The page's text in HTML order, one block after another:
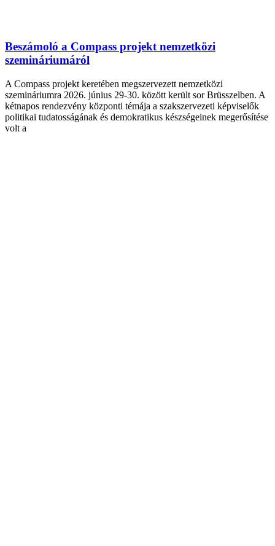
Beszámoló a Compass projekt nemzetközi
szemináriumáról
A Compass projekt keretében megszervezett nemzetközi
szemináriumra 2026. június 29-30. között került sor Brüsszelben. A
kétnapos rendezvény központi témája a szakszervezeti képviselők
politikai tudatosságának és demokratikus készségeinek megerősítése
volt a